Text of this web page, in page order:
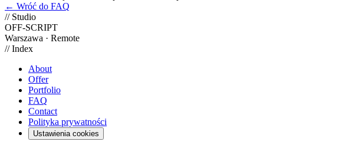
← Wróć do FAQ
// Studio
OFF-SCRIPT
Warszawa · Remote
// Index
About
Offer
Portfolio
FAQ
Contact
Polityka prywatności
Ustawienia cookies